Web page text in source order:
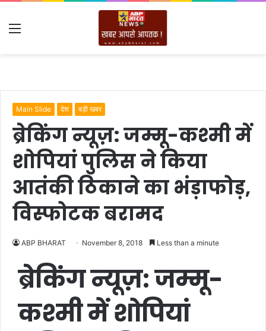
Menu
Main Slide देश बड़ी खबर
ब्रेकिंग न्यूज़: जम्मू-कश्मी में
शोपियां पुलिस ने किया
आतंकी ठिकाने का भंड़ाफोड़,
विस्फोटक बरामद
ABP BHARAT November 8, 2018 Less than a minute
ब्रेकिंग न्यूज़: जम्मू-
कश्मी में शोपियां